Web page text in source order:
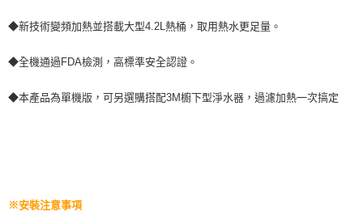
◆新技術變頻加熱並搭載大型4.2L熱桶，取用熱水更足量。
◆全機通過FDA檢測，高標準安全認證。
◆本產品為單機版，可另選購搭配3M櫥下型淨水器，過濾加熱一次搞定
※安裝注意事項